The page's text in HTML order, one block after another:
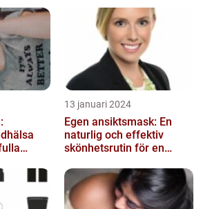
13 januari 2024
Egen ansiktsmask: En
naturlig och effektiv
skönhetsrutin för en